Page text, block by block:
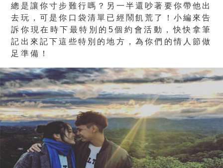
總是讓你寸步難行嗎？另一半還吵著要你帶他出
去玩，可是你口袋清單已經鬧飢荒了！小編來告
訴你現在時下最特別的5個約會活動，快快拿筆
記出來記下這些特別的地方，為你們的情人節做
足準備！